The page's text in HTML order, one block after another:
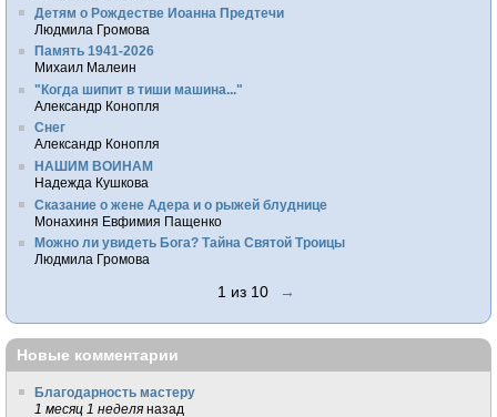
Детям о Рождестве Иоанна Предтечи
Людмила Громова
Память 1941-2026
Михаил Малеин
"Когда шипит в тиши машина..."
Александр Конопля
Снег
Александр Конопля
НАШИМ ВОИНАМ
Надежда Кушкова
Сказание о жене Адера и о рыжей блуднице
Монахиня Евфимия Пащенко
Можно ли увидеть Бога? Тайна Святой Троицы
Людмила Громова
1 из 10 →
Новые комментарии
Благодарность мастеру
1 месяц 1 неделя назад